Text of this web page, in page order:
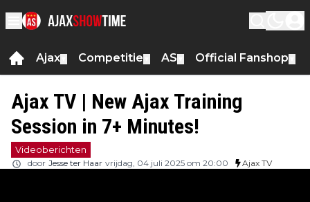
Ajax Competitie AS Official Fanshop
Ajax TV | New Ajax Training
Session in 7+ Minutes!
Videoberichten
door Jesse ter Haar vrijdag, 04 juli 2025 om 20:00 Ajax TV